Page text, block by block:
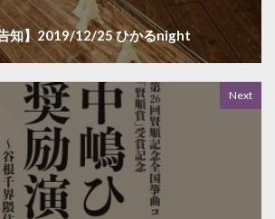
告知】2019/12/25 ひかるnight
Next